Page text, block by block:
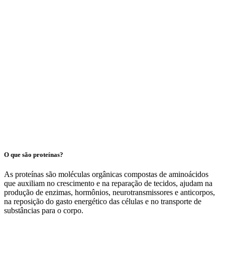
O que são proteínas?
As proteínas são moléculas orgânicas compostas de aminoácidos
que auxiliam no crescimento e na reparação de tecidos, ajudam na
produção de enzimas, hormônios, neurotransmissores e anticorpos,
na reposição do gasto energético das células e no transporte de
substâncias para o corpo.